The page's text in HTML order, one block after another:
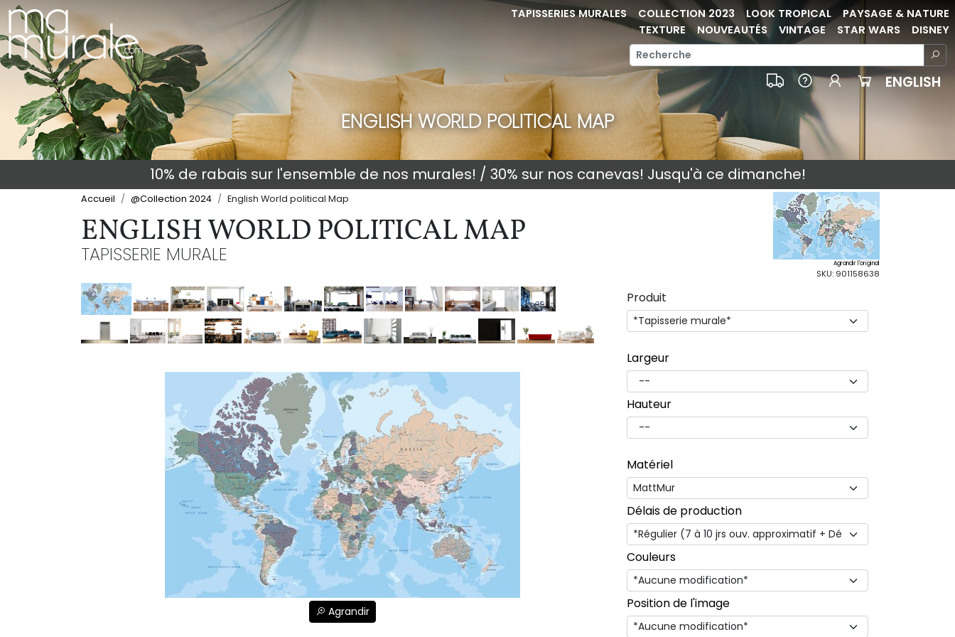
TAPISSERIES MURALES COLLECTION 2023 LOOK TROPICAL
PAYSAGE & NATURE
TEXTURE
NOUVEAUTÉS VINTAGE STAR WARS DISNEY
ENGLISH
ENGLISH WORLD POLITICAL MAP
10% de rabais sur l'ensemble de nos murales! / 30% sur nos canevas! Jusqu'à ce dimanche!
Accueil @Collection 2024 English World political Map
ENGLISH WORLD POLITICAL MAP
TAPISSERIE MURALE Agrandir l'original
SKU: 901158638
Agrandir
Produit
Largeur
Hauteur
Matériel
Délais de production
Couleurs
Position de l'image